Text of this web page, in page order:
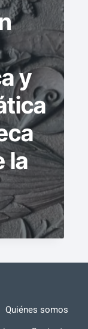
y
la
Quiénes somos